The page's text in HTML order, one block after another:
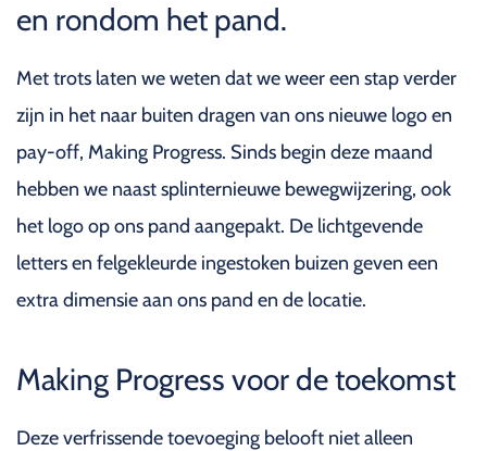
en rondom het pand.
Met trots laten we weten dat we weer een stap verder
zijn in het naar buiten dragen van ons nieuwe logo en
pay-off, Making Progress. Sinds begin deze maand
hebben we naast splinternieuwe bewegwijzering, ook
het logo op ons pand aangepakt. De lichtgevende
letters en felgekleurde ingestoken buizen geven een
extra dimensie aan ons pand en de locatie.
Making Progress voor de toekomst
Deze verfrissende toevoeging belooft niet alleen